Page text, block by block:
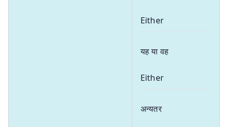
Either
यह या वह
Either
अन्यतर